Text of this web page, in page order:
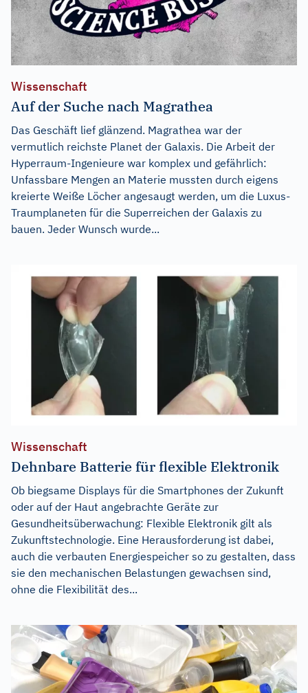
Wissenschaft
Auf der Suche nach Magrathea
Das Geschäft lief glänzend. Magrathea war der
vermutlich reichste Planet der Galaxis. Die Arbeit der
Hyperraum-Ingenieure war komplex und gefährlich:
Unfassbare Mengen an Materie mussten durch eigens
kreierte Weiße Löcher angesaugt werden, um die Luxus-
Traumplaneten für die Superreichen der Galaxis zu
bauen. Jeder Wunsch wurde...
Wissenschaft
Dehnbare Batterie für flexible Elektronik
Ob biegsame Displays für die Smartphones der Zukunft
oder auf der Haut angebrachte Geräte zur
Gesundheitsüberwachung: Flexible Elektronik gilt als
Zukunftstechnologie. Eine Herausforderung ist dabei,
auch die verbauten Energiespeicher so zu gestalten, dass
sie den mechanischen Belastungen gewachsen sind,
ohne die Flexibilität des...